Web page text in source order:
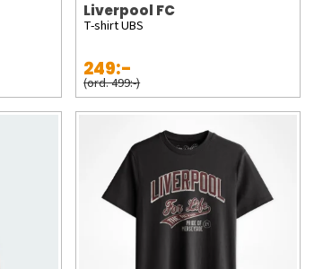
Liverpool FC
T-shirt UBS
249:-
(ord. 499:-)